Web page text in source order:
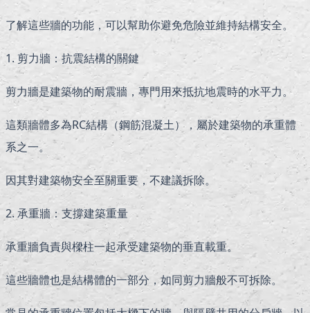
了解這些牆的功能，可以幫助你避免危險並維持結構安全。
1. 剪力牆：抗震結構的關鍵
剪力牆是建築物的耐震牆，專門用來抵抗地震時的水平力。
這類牆體多為RC結構（鋼筋混凝土），屬於建築物的承重體
系之一。
因其對建築物安全至關重要，不建議拆除。
2. 承重牆：支撐建築重量
承重牆負責與樑柱一起承受建築物的垂直載重。
這些牆體也是結構體的一部分，如同剪力牆般不可拆除。